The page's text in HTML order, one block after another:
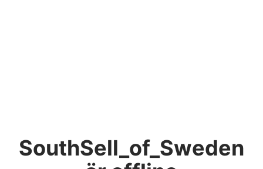
SouthSell_of_Sweden